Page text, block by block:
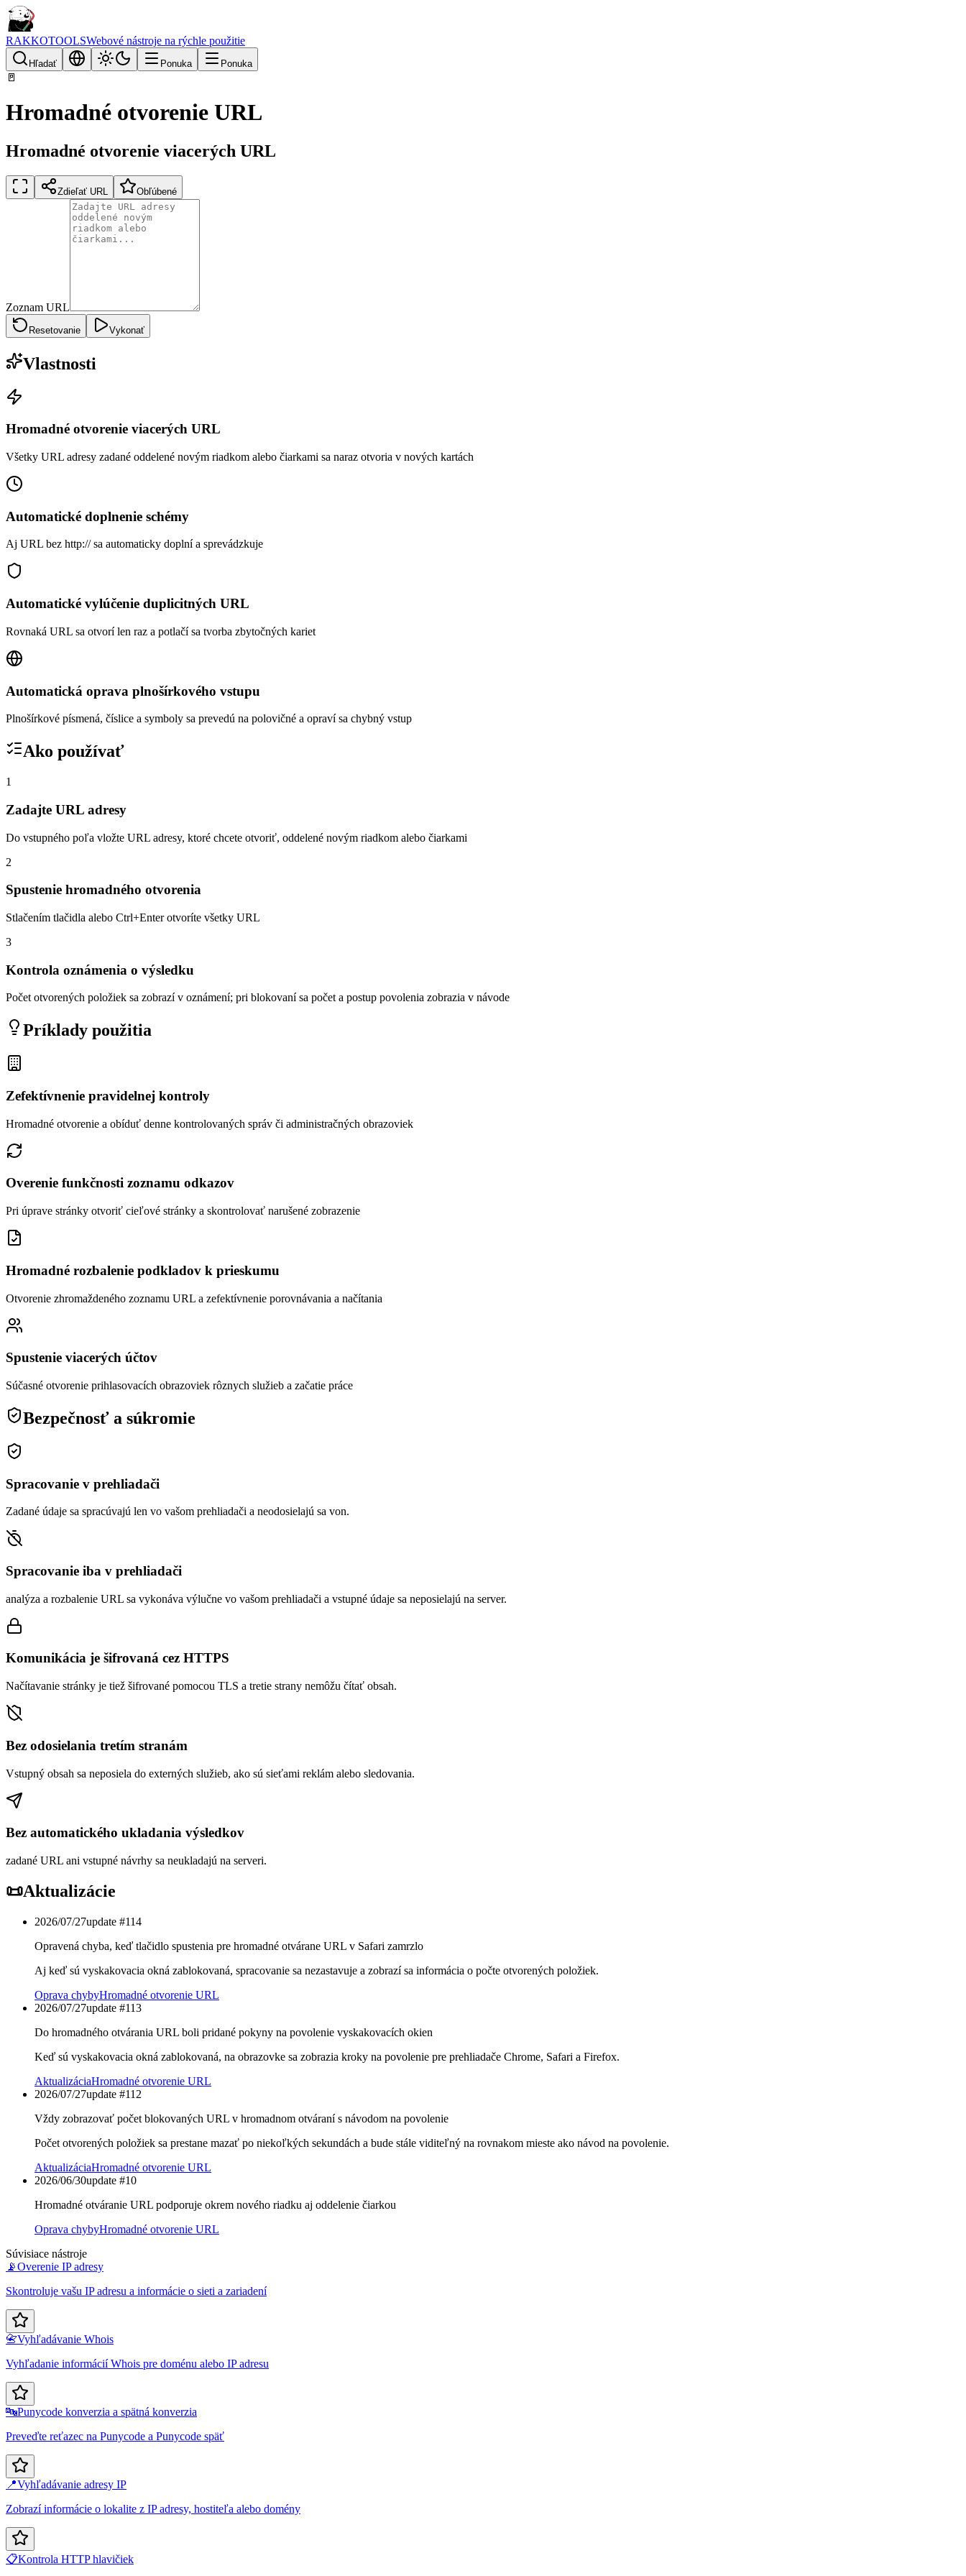
RAKKOTOOLSWebové nástroje na rýchle použitie
Hľadať Ponuka Ponuka
🚪
Hromadné otvorenie URL
Hromadné otvorenie viacerých URL
Zdieľať URL Obľúbené
Zoznam URL
Resetovanie Vykonať
Vlastnosti
Hromadné otvorenie viacerých URL
Všetky URL adresy zadané oddelené novým riadkom alebo čiarkami sa naraz otvoria v nových kartách
Automatické doplnenie schémy
Aj URL bez http:// sa automaticky doplní a sprevádzkuje
Automatické vylúčenie duplicitných URL
Rovnaká URL sa otvorí len raz a potlačí sa tvorba zbytočných kariet
Automatická oprava plnošírkového vstupu
Plnošírkové písmená, číslice a symboly sa prevedú na polovičné a opraví sa chybný vstup
Ako používať
1
Zadajte URL adresy
Do vstupného poľa vložte URL adresy, ktoré chcete otvoriť, oddelené novým riadkom alebo čiarkami
2
Spustenie hromadného otvorenia
Stlačením tlačidla alebo Ctrl+Enter otvoríte všetky URL
3
Kontrola oznámenia o výsledku
Počet otvorených položiek sa zobrazí v oznámení; pri blokovaní sa počet a postup povolenia zobrazia v návode
Príklady použitia
Zefektívnenie pravidelnej kontroly
Hromadné otvorenie a obíduť denne kontrolovaných správ či administračných obrazoviek
Overenie funkčnosti zoznamu odkazov
Pri úprave stránky otvoriť cieľové stránky a skontrolovať narušené zobrazenie
Hromadné rozbalenie podkladov k prieskumu
Otvorenie zhromaždeného zoznamu URL a zefektívnenie porovnávania a načítania
Spustenie viacerých účtov
Súčasné otvorenie prihlasovacích obrazoviek rôznych služieb a začatie práce
Bezpečnosť a súkromie
Spracovanie v prehliadači
Zadané údaje sa spracúvajú len vo vašom prehliadači a neodosielajú sa von.
Spracovanie iba v prehliadači
analýza a rozbalenie URL sa vykonáva výlučne vo vašom prehliadači a vstupné údaje sa neposielajú na server.
Komunikácia je šifrovaná cez HTTPS
Načítavanie stránky je tiež šifrované pomocou TLS a tretie strany nemôžu čítať obsah.
Bez odosielania tretím stranám
Vstupný obsah sa neposiela do externých služieb, ako sú sieťami reklám alebo sledovania.
Bez automatického ukladania výsledkov
zadané URL ani vstupné návrhy sa neukladajú na serveri.
📜Aktualizácie
2026/07/27update #114
Opravená chyba, keď tlačidlo spustenia pre hromadné otvárane URL v Safari zamrzlo
Aj keď sú vyskakovacia okná zablokovaná, spracovanie sa nezastavuje a zobrazí sa informácia o počte otvorených položiek.
Oprava chybyHromadné otvorenie URL
2026/07/27update #113
Do hromadného otvárania URL boli pridané pokyny na povolenie vyskakovacích okien
Keď sú vyskakovacia okná zablokovaná, na obrazovke sa zobrazia kroky na povolenie pre prehliadače Chrome, Safari a Firefox.
AktualizáciaHromadné otvorenie URL
2026/07/27update #112
Vždy zobrazovať počet blokovaných URL v hromadnom otváraní s návodom na povolenie
Počet otvorených položiek sa prestane mazať po niekoľkých sekundách a bude stále viditeľný na rovnakom mieste ako návod na povolenie.
AktualizáciaHromadné otvorenie URL
2026/06/30update #10
Hromadné otváranie URL podporuje okrem nového riadku aj oddelenie čiarkou
Oprava chybyHromadné otvorenie URL
Súvisiace nástroje
📡Overenie IP adresy
Skontroluje vašu IP adresu a informácie o sieti a zariadení
📇Vyhľadávanie Whois
Vyhľadanie informácií Whois pre doménu alebo IP adresu
🔤Punycode konverzia a spätná konverzia
Preveďte reťazec na Punycode a Punycode späť
📍Vyhľadávanie adresy IP
Zobrazí informácie o lokalite z IP adresy, hostiteľa alebo domény
📋Kontrola HTTP hlavičiek